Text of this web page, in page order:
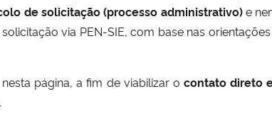
de solicitação (processo administrativo)e
via PEN-SIE, com base nas orientações
página, a fim de viabilizar ocontato direto